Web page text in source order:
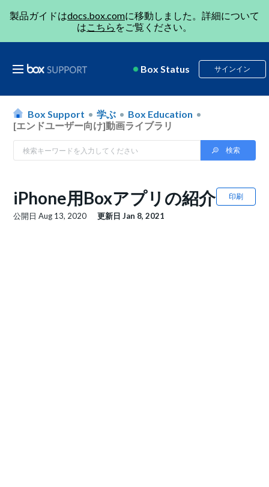
製品ガイドはdocs.box.comに移動しました。詳細について
はこちら をご覧ください。
Box Status サインイン
Box Support 学ぶ
Box Education
[エンドユーザー向け]動画ライブラリ
印刷
iPhone用Boxアプリの紹介
公開日Aug 13, 2020 更新日Jan 8, 2021